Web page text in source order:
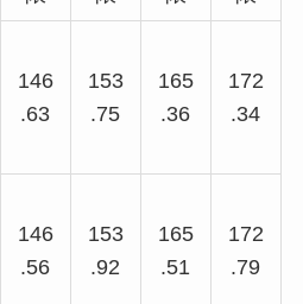
146
.63
153
.75
165
.36
172
.34
146
.56
153
.92
165
.51
172
.79